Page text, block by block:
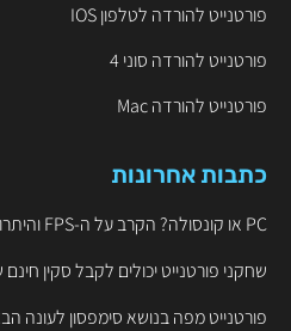
פורטנייט להורדה לטלפון IOS
פורטנייט להורדה סוני 4
פורטנייט להורדה Mac
כתבות אחרונות
PC או קונסולה? הקרב על ה-FPS והיתרון התחרותי בפורטנייט
שחקני פורטנייט יכולים לקבל סקין
פורטנייט מפה בנושא סימפסון לעונה